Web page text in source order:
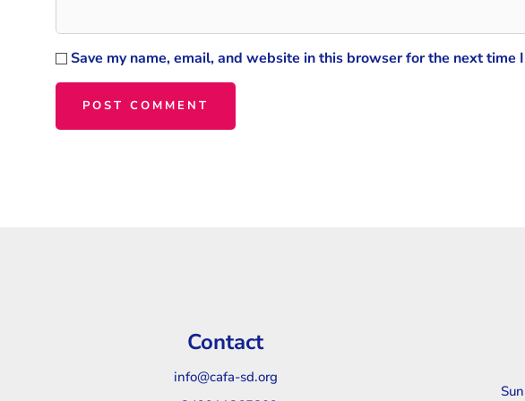
Save my name, email, and website in this browser for the next time
Contact
info@cafa-sd.org